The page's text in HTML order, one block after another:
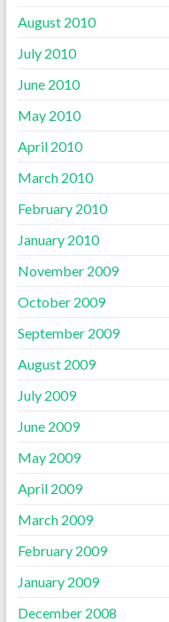
August 2010
July 2010
June 2010
May 2010
April 2010
March 2010
February 2010
January 2010
November 2009
October 2009
September 2009
August 2009
July 2009
June 2009
May 2009
April 2009
March 2009
February 2009
January 2009
December 2008